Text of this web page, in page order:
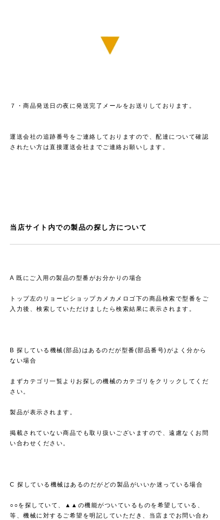
７・商品発送日の夜に発送完了メールをお送りしております。
運送会社の追跡番号をご連絡しておりますので、配達について確認
されたい方は直接運送会社までご連絡お願いします。
当店サイト内での製品の探し方について
A 既にご入用の製品の型番がお分かりの場合
トップ左のリョービショップカメカメロゴ下の商品検索で型番をご
入力後、検索していただけましたら検索結果に表示されます。
B 探している機械(部品)はあるのだが型番(部品番号)がよく分から
ない場合
まずカテゴリ一覧よりお探しの機械のカテゴリをクリックしてくだ
さい。
製品が表示されます。
掲載されていない商品でも取り扱いございますので、遠慮なくお問
い合わせください。
C 探している機械はあるのだがどの製品がいいか迷っている場合
○○を探していて、▲▲の機能がついているものを希望している、
等、機械に対するご希望を明記していただき、当店までお問い合わ